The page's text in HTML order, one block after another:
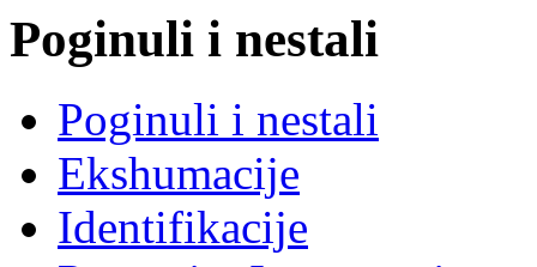
Poginuli i nestali
Poginuli i nestali
Ekshumacije
Identifikacije